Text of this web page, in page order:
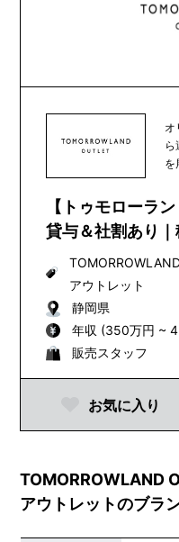
オ
を
【トゥモローラ
貸与＆社割あり
アウトレット
静岡県
年収 (350万円 ~
販売スタッフ
お気に入り
TOMORROWLAND
アウトレットのブラ